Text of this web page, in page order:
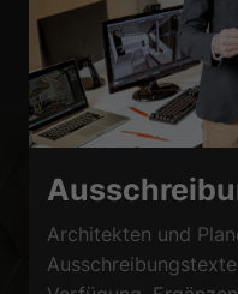
Architekten und